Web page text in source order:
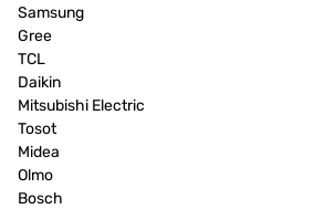
Samsung
Gree
TCL
Daikin
Mitsubishi Electric
Tosot
Midea
Olmo
Bosch